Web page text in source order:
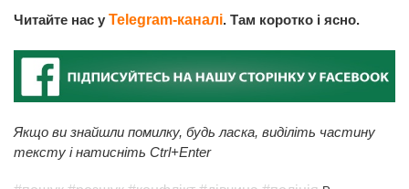
Читайте нас у Telegram-каналі. Там коротко і ясно.
Якщо ви знайшли помилку, будь ласка, виділіть частину
тексту і натисніть Ctrl+Enter